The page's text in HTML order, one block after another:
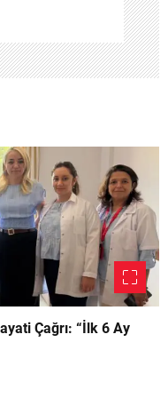
Çağrı: “İlk 6 Ay